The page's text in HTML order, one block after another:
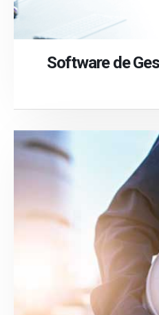
Software de